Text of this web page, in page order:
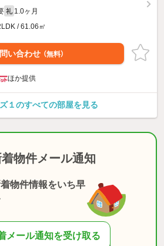
礼 1.0ヶ月
/ 61.06㎡
い合わせ （無料）
ほか提供
１のすべての部屋を見る
物件メール通知
物件情報をいち早
メール通知を受け取る